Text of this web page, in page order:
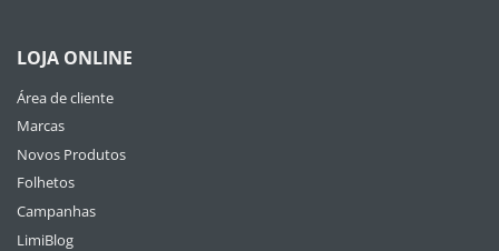
LOJA ONLINE
Área de cliente
Marcas
Novos Produtos
Folhetos
Campanhas
LimiBlog